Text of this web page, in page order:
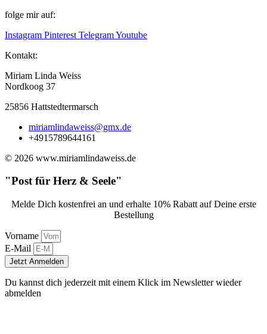
folge mir auf:
Instagram Pinterest TelegramYoutube
Kontakt:
Miriam Linda Weiss
Nordkoog 37
25856 Hattstedtermarsch
miriamlindaweiss@gmx.de
+4915789644161
© 2026 www.miriamlindaweiss.de
"Post für Herz & Seele"
Melde Dich kostenfrei an und erhalte 10% Rabatt auf Deine erste
Bestellung
Vorname
E-Mail
Jetzt Anmelden
Du kannst dich jederzeit mit einem Klick im Newsletter wieder
abmelden